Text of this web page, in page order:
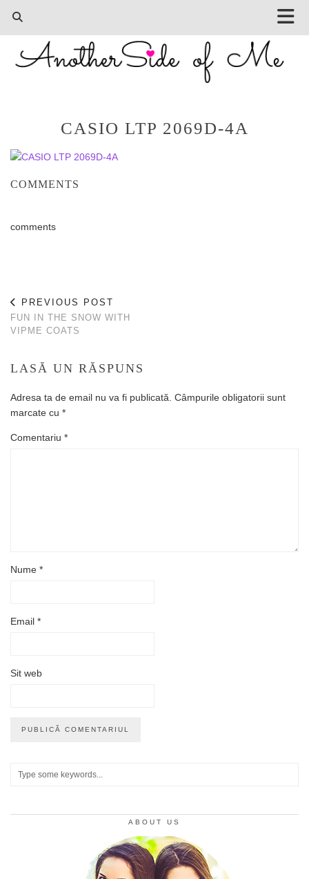
CASIO LTP 2069D-4A
COMMENTS
comments
PREVIOUS POST
FUN IN THE SNOW WITH
VIPME COATS
LASĂ UN RĂSPUNS
Adresa ta de email nu va fi publicată. Câmpurile obligatorii sunt
marcate cu *
Comentariu *
Nume *
Email *
Sit web
ABOUT US